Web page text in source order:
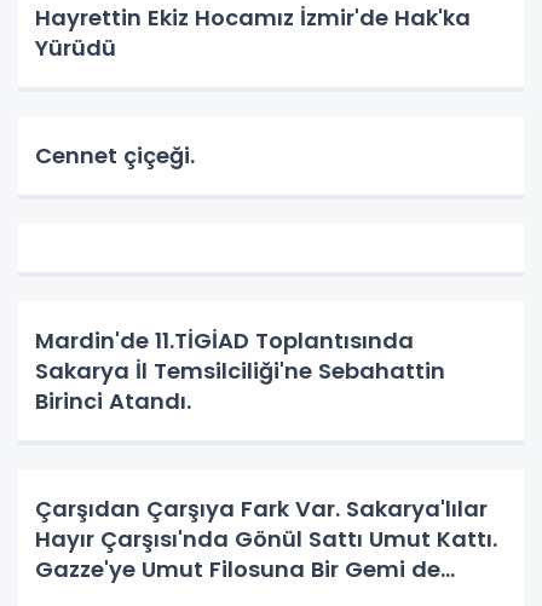
Hayrettin Ekiz Hocamız İzmir'de Hak'ka
Yürüdü
Cennet çiçeği.
Mardin'de 11.TİGİAD Toplantısında
Sakarya İl Temsilciliği'ne Sebahattin
Birinci Atandı.
Çarşıdan Çarşıya Fark Var. Sakarya'lılar
Hayır Çarşısı'nda Gönül Sattı Umut Kattı.
Gazze'ye Umut Filosuna Bir Gemi de